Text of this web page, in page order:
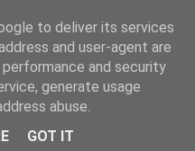
to deliver its services
and user-agent are
and security
generate usage
abuse.
GOT IT